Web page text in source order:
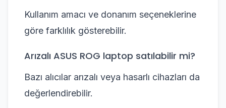
Kullanım amacı ve donanım seçeneklerine
göre farklılık gösterebilir.
Arızalı ASUS ROG laptop satılabilir mi?
Bazı alıcılar arızalı veya hasarlı cihazları da
değerlendirebilir.